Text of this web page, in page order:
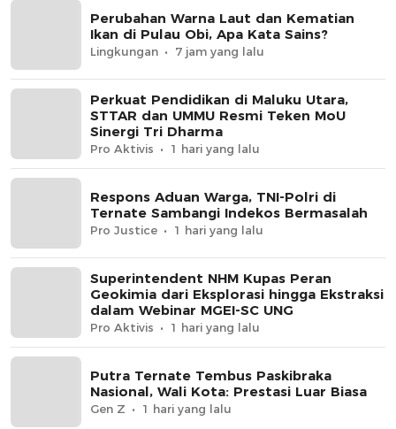
Perubahan Warna Laut dan Kematian
Ikan di Pulau Obi, Apa Kata Sains?
Lingkungan 7 jam yang lalu
Perkuat Pendidikan di Maluku Utara,
STTAR dan UMMU Resmi Teken MoU
Sinergi Tri Dharma
Pro Aktivis 1 hari yang lalu
Respons Aduan Warga, TNI-Polri di
Ternate Sambangi Indekos Bermasalah
Pro Justice 1 hari yang lalu
Superintendent NHM Kupas Peran
Geokimia dari Eksplorasi hingga Ekstraksi
dalam Webinar MGEI-SC UNG
Pro Aktivis 1 hari yang lalu
Putra Ternate Tembus Paskibraka
Nasional, Wali Kota: Prestasi Luar Biasa
Gen Z 1 hari yang lalu